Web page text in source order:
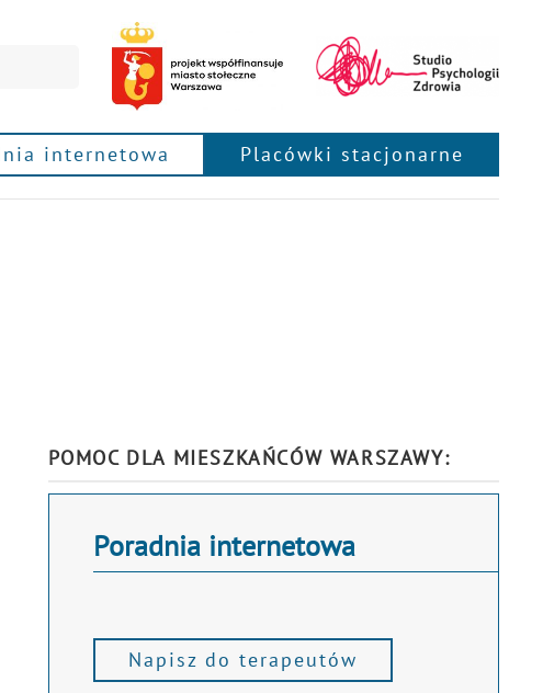
internetowa Placówki stacjonarne
POMOC DLA MIESZKAŃCÓW WARSZAWY:
Poradnia internetowa
Napisz do terapeutów